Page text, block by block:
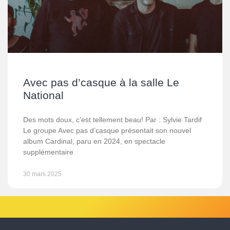
Avec pas d’casque à la salle Le
National
Des mots doux, c’est tellement beau! Par : Sylvie Tardif
Le groupe Avec pas d’casque présentait son nouvel
album Cardinal, paru en 2024, en spectacle
supplémentaire
30 mars 2025